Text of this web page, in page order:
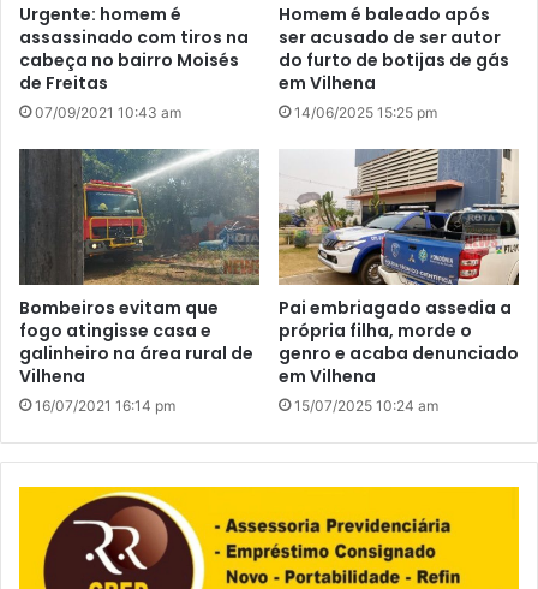
Urgente: homem é
assassinado com tiros na
cabeça no bairro Moisés
de Freitas
07/09/2021 10:43 am
Homem é baleado após
ser acusado de ser autor
do furto de botijas de gás
em Vilhena
14/06/2025 15:25 pm
Bombeiros evitam que
fogo atingisse casa e
galinheiro na área rural de
Vilhena
16/07/2021 16:14 pm
Pai embriagado assedia a
própria filha, morde o
genro e acaba denunciado
em Vilhena
15/07/2025 10:24 am